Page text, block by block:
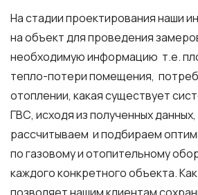
На стадии проектирования наши
на объект для проведения
необходимую информацию т.е.
тепло-потери помещения,
отоплении, какая существует
ГВС, исходя из полученных
рассчитываем и подбираем
по газовому и отопительному
каждого конкретного объекта.